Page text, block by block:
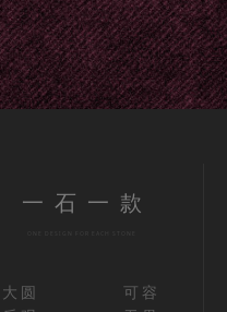
一石一款
大圆
可容